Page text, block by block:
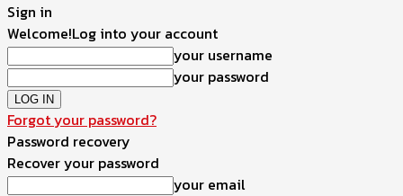
Sign in
Welcome!Log into your account
your username
your password
Forgot your password?
Password recovery
Recover your password
your email